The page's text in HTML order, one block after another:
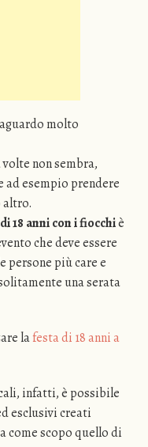
molto
non sembra,
esempio prendere
altro.
18 anni con i fiocchiè
che deve essere
persone più care e
una serata
lafesta di 18 anni a
infatti, è possibile
esclusivi creati
come scopo quello di